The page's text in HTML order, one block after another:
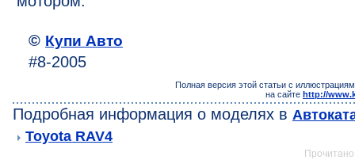
© Купи Авто
#8-2005
Полная версия этой статьи с
на сайте http://
Подробная информация о моделях в
Toyota RAV4